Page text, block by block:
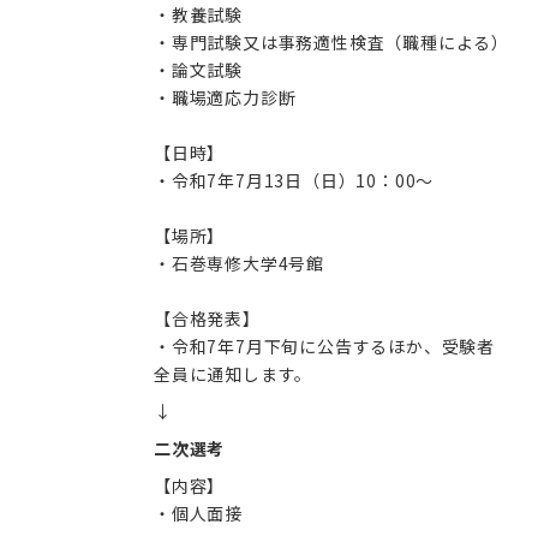
・教養試験
・専門試験又は事務適性検査（職種による）
・論文試験
・職場適応力診断
【日時】
・令和7年7月13日（日）10：00～
【場所】
・石巻専修大学4号館
【合格発表】
・令和7年7月下旬に公告するほか、受験者
全員に通知します。
↓
二次選考
【内容】
・個人面接